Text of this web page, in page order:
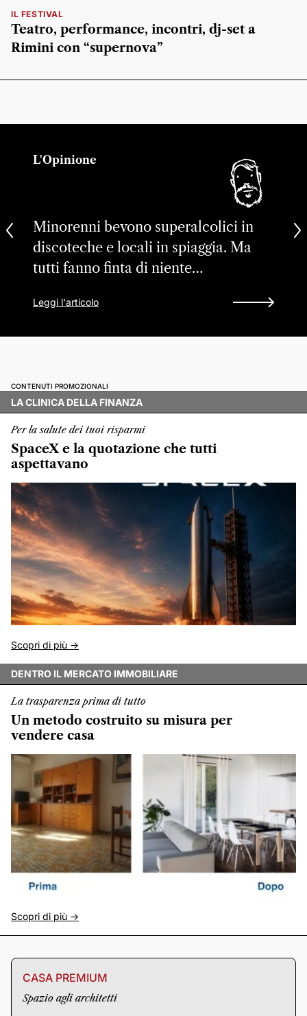
IL FESTIVAL
Teatro, performance, incontri, dj-set a
Rimini con “supernova”
L'Opinione
Minorenni bevono superalcolici in
discoteche e locali in spiaggia. Ma
tutti fanno finta di niente…
Leggi l'articolo
CONTENUTI PROMOZIONALI
LA CLINICA DELLA FINANZA
Per la salute dei tuoi risparmi
SpaceX e la quotazione che tutti
aspettavano
Scopri di più ->
DENTRO IL MERCATO IMMOBILIARE
La trasparenza prima di tutto
Un metodo costruito su misura per
vendere casa
Scopri di più ->
CASA PREMIUM
Spazio agli architetti